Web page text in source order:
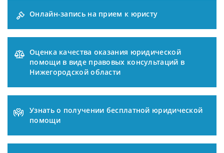
Онлайн-запись на прием к юристу
Оценка качества оказания юридической
помощи в виде правовых консультаций в
Нижегородской области
Узнать о получении бесплатной юридической
помощи